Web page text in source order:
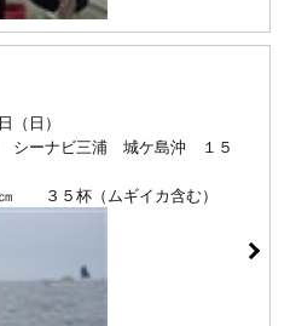
（日）
シーナビ三浦 城ケ島沖 １５
３５杯（ムギイカ含む）